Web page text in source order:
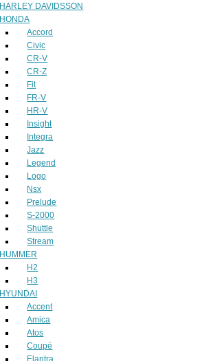
HARLEY DAVIDSSON
HONDA
Accord
Civic
CR-V
CR-Z
Fit
FR-V
HR-V
Insight
Integra
Jazz
Legend
Logo
Nsx
Prelude
S-2000
Shuttle
Stream
HUMMER
H2
H3
HYUNDAI
Accent
Amica
Atos
Coupé
Elantra